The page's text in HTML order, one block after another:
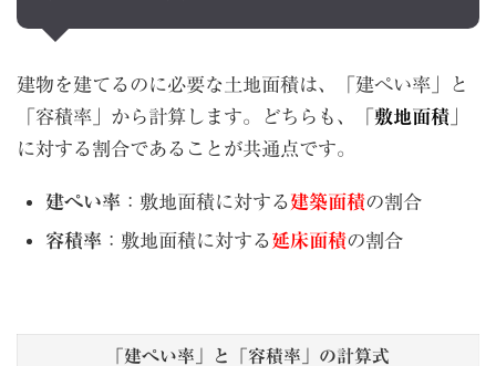
建物を建てるのに必要な土地面積は、「建ぺい率」と
「容積率」から計算します。どちらも、「 敷地面積
に対する割合であることが共通点です。
建ぺい率 ：敷地面積に対する 建築面積の割合
容積率 ：敷地面積に対する 延床面積の割合
「建ぺい率」と「容積率」の計算式